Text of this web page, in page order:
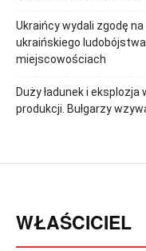
Ukraińcy wydali zgodę
ukraińskiego
miejscowościach
Duży ładunek i eksplozja
produkcji. Bułgarzy
WŁAŚCICIEL